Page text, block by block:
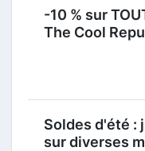
-10 % sur
The Cool
Soldes d'été :
sur diverses